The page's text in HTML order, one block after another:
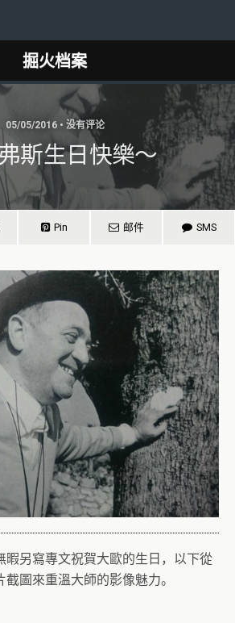
05/05/2016 • 没有评论
斯生日快樂～
Pin 邮件 SMS
暇另寫專文祝賀大歐的生日，以下從
圖來重溫大師的影像魅力。
掘火档案